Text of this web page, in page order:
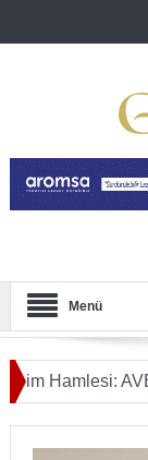
Menü
AVEME
Başladı